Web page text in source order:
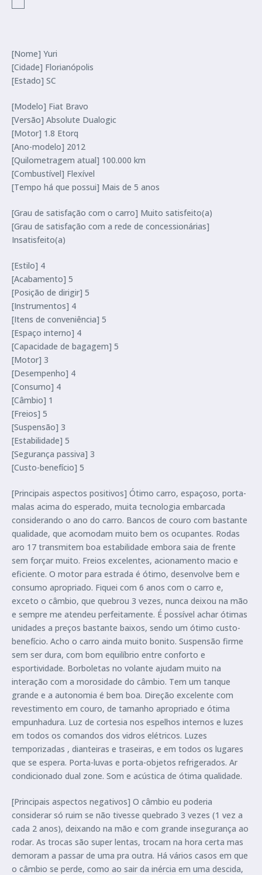
[Nome] Yuri
[Cidade] Florianópolis
[Estado] SC
[Modelo] Fiat Bravo
[Versão] Absolute Dualogic
[Motor] 1.8 Etorq
[Ano-modelo] 2012
[Quilometragem atual] 100.000 km
[Combustível] Flexível
[Tempo há que possui] Mais de 5 anos
[Grau de satisfação com o carro] Muito satisfeito(a)
[Grau de satisfação com a rede de concessionárias]
Insatisfeito(a)
[Estilo] 4
[Acabamento] 5
[Posição de dirigir] 5
[Instrumentos] 4
[Itens de conveniência] 5
[Espaço interno] 4
[Capacidade de bagagem] 5
[Motor] 3
[Desempenho] 4
[Consumo] 4
[Câmbio] 1
[Freios] 5
[Suspensão] 3
[Estabilidade] 5
[Segurança passiva] 3
[Custo-benefício] 5
[Principais aspectos positivos] Ótimo carro, espaçoso, porta-
malas acima do esperado, muita tecnologia embarcada
considerando o ano do carro. Bancos de couro com bastante
qualidade, que acomodam muito bem os ocupantes. Rodas
aro 17 transmitem boa estabilidade embora saia de frente
sem forçar muito. Freios excelentes, acionamento macio e
eficiente. O motor para estrada é ótimo, desenvolve bem e
consumo apropriado. Fiquei com 6 anos com o carro e,
exceto o câmbio, que quebrou 3 vezes, nunca deixou na mão
e sempre me atendeu perfeitamente. É possível achar ótimas
unidades a preços bastante baixos, sendo um ótimo custo-
benefício. Acho o carro ainda muito bonito. Suspensão firme
sem ser dura, com bom equilíbrio entre conforto e
esportividade. Borboletas no volante ajudam muito na
interação com a morosidade do câmbio. Tem um tanque
grande e a autonomia é bem boa. Direção excelente com
revestimento em couro, de tamanho apropriado e ótima
empunhadura. Luz de cortesia nos espelhos internos e luzes
em todos os comandos dos vidros elétricos. Luzes
temporizadas , dianteiras e traseiras, e em todos os lugares
que se espera. Porta-luvas e porta-objetos refrigerados. Ar
condicionado dual zone. Som e acústica de ótima qualidade.
[Principais aspectos negativos] O câmbio eu poderia
considerar só ruim se não tivesse quebrado 3 vezes (1 vez a
cada 2 anos), deixando na mão e com grande insegurança ao
rodar. As trocas são super lentas, trocam na hora certa mas
demoram a passar de uma pra outra. Há vários casos em que
o câmbio se perde, como ao sair da inércia em uma descida,